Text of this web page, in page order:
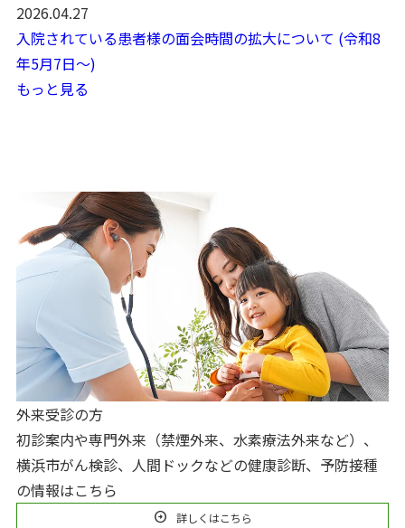
2026.04.27
入院されている患者様の面会時間の拡大について (令和8
年5月7日～)
もっと見る
外来受診の方
初診案内や専門外来（禁煙外来、水素療法外来など）、
横浜市がん検診、人間ドックなどの健康診断、予防接種
の情報はこちら
arrow_circle_right 詳しくはこちら